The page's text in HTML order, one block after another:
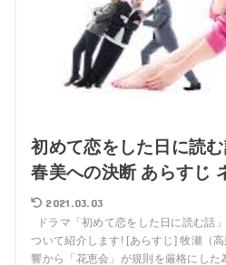
初めて恋をした日に読
春美への決断 あらすじ
2021.03.03
ドラマ「初めて恋をした日に読む話
ついて紹介します! [あらすじ] 牧瀬（
響から「花恵会」が規則を厳格にした